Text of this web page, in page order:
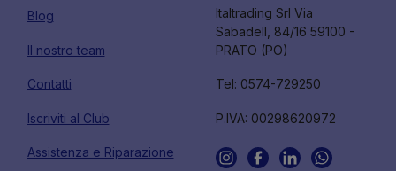
Blog
Il nostro team
Contatti
Iscriviti al Club
Assistenza e Riparazione
Italtrading Srl Via
Sabadell, 84/16 59100 -
PRATO (PO)
Tel: 0574-729250
P.IVA: 00298620972